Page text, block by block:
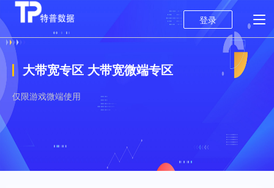
登录
大带宽专区 大带宽微端专区
仅限游戏微端使用